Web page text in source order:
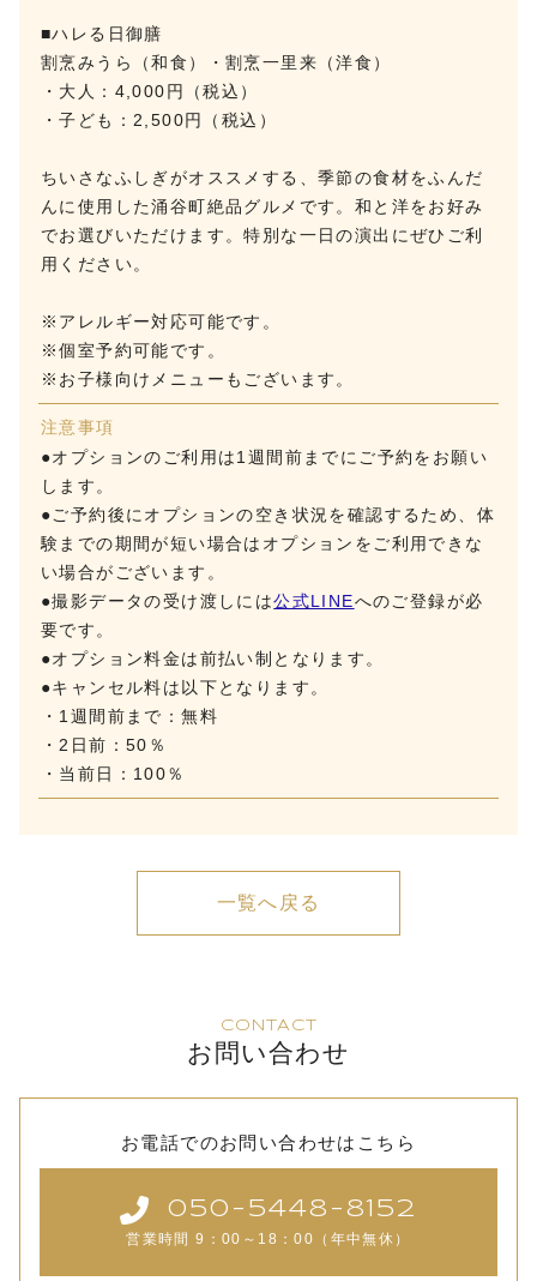
■ハレる日御膳
割烹みうら（和食）・割烹一里来（洋食）
・大人：4,000円（税込）
・子ども：2,500円（税込）
ちいさなふしぎがオススメする、季節の食材をふんだ
んに使用した涌谷町絶品グルメです。和と洋をお好み
でお選びいただけます。特別な一日の演出にぜひご利
用ください。
※アレルギー対応可能です。
※個室予約可能です。
※お子様向けメニューもございます。
注意事項
●オプションのご利用は1週間前までにご予約をお願い
します。
●ご予約後にオプションの空き状況を確認するため、体
験までの期間が短い場合はオプションをご利用できな
い場合がございます。
●撮影データの受け渡しには公式LINEへのご登録が必
要です。
●オプション料金は前払い制となります。
●キャンセル料は以下となります。
・1週間前まで：無料
・2日前：50％
・当前日：100％
一覧へ戻る
CONTACT
お問い合わせ
お電話でのお問い合わせはこちら
050-5448-8152
営業時間 9：00～18：00（年中無休）